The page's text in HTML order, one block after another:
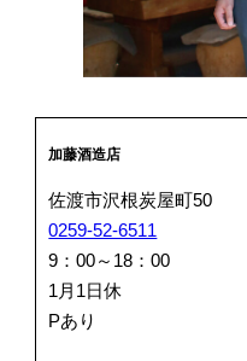
加藤酒造店
佐渡市沢根炭屋町50
0259-52-6511
9：00～18：00
1月1日休
Pあり